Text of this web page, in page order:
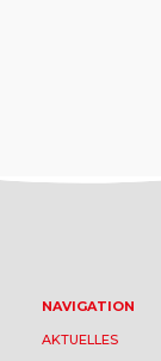
NAVIGATION
AKTUELLES